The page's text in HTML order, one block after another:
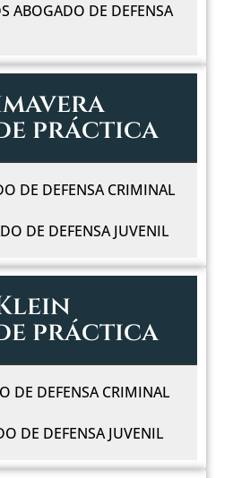
ABOGADO DE DEFENSA
práctica
DE DEFENSA CRIMINAL
DE DEFENSA JUVENIL
práctica
DE DEFENSA CRIMINAL
DE DEFENSA JUVENIL